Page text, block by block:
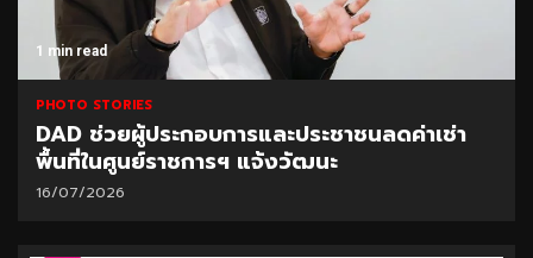
1 min read
PHOTO STORIES
DAD ช่วยผู้ประกอบการและประชาชนลดค่าเช่า
พื้นที่ในศูนย์ราชการฯ แจ้งวัฒนะ
16/07/2026